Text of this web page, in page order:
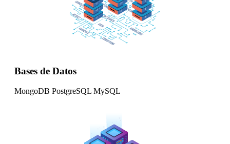
Bases de Datos
MongoDB PostgreSQL MySQL